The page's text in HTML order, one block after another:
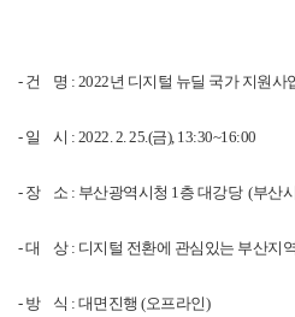
- 건    명 : 2022년 디지털 뉴딜 국가 지원사
- 일    시 : 2022. 2. 25.(금), 13:30~16:00
- 장    소 : 부산광역시청 1층 대강당  (부산
- 대    상 : 디지털 전환에 관심있는 부산지
- 방    식 : 대면진행 (오프라인)